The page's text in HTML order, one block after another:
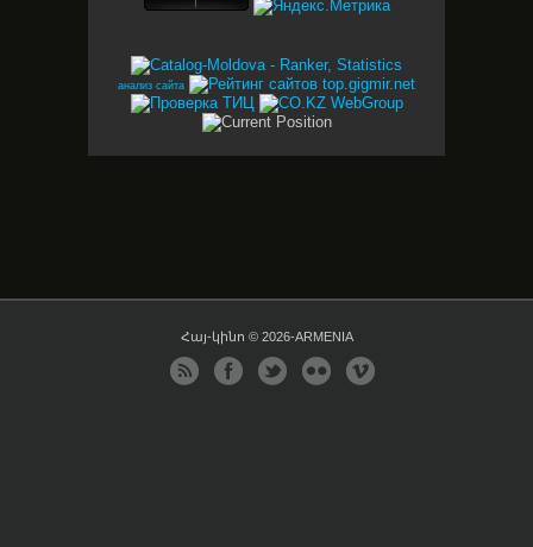
анализ сайта
Հայ-կինո © 2026-ARMENIA